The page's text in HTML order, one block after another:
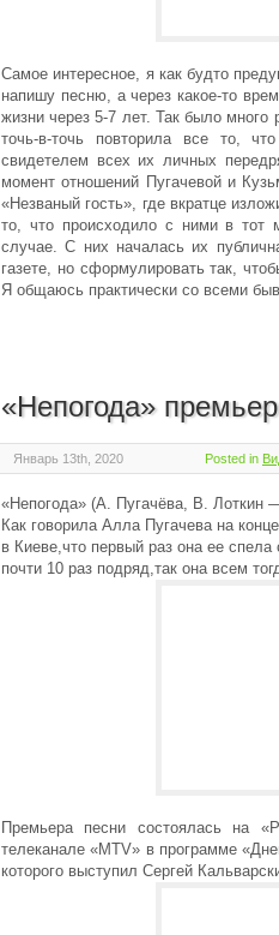
Самое интересное, я как будто
напишу песню, а через какое-то
жизни через 5-7 лет. Так было много
точь-в-точь повторила все то,
свидетелем всех их личных
момент отношений Пугачевой и
«Незваный гость», где вкратце
то, что происходило с ними в
случае. С них началась их
газете, но сформулировать так,
Я общаюсь практически со всеми
«Непогода»
Январь 13th, 2020 Posted in
«Непогода» (А. Пугачёва, В. Лоткин
Как говорила Алла Пугачева на
в Киеве,что первый раз она ее спела
почти 10 раз подряд,так она всем
Премьера песни состоялась на
телеканале «MTV» в программе
которого выступил Сергей